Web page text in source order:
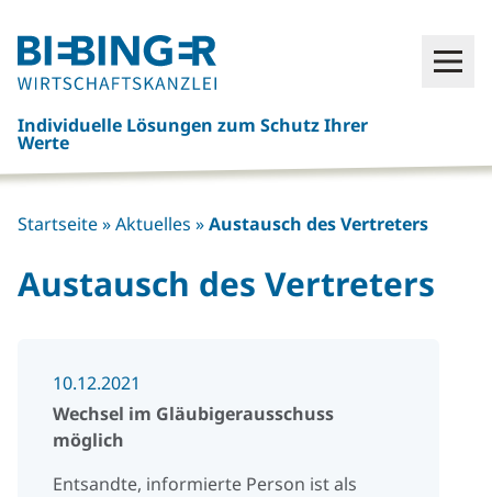
Click
here
go
back
to
Individuelle Lösungen zum Schutz Ihrer
Werte
Startseite»Aktuelles »Austausch des Vertreters
Austausch des Vertreters
10.12.2021
Wechsel im Gläubigerausschuss
möglich
Entsandte, informierte Person ist als